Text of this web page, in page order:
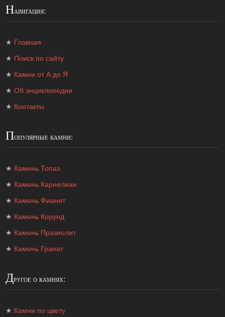
Навигация:
★ Главная
★ Поиск по сайту
★ Камни от А до Я
★Об энциклопедии
★ Контакты
Популярные камни:
★ Камень Топаз
★ Камень Карнелиан
★ Камень Фианит
★ Камень Корунд
★ Камень Празиолит
★ Камень Гранат
Другое о камнях:
★ Камни по цвету